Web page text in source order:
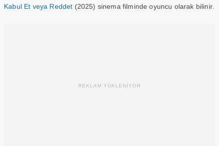
Kabul Et veya Reddet (2025) sinema filminde oyuncu olarak bilinir.
REKLAM YÜKLENİYOR